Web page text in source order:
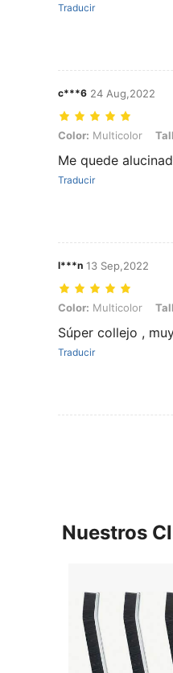
Traducir
c***6 24 Aug,2022
Color: Multicolor, Talla:
Color: Multicolor
Me quede
Traducir
l***n 13 Sep,2022
Color: Multicolor, Talla:
Color: Multicolor
Súper collejo ,
Traducir
Nuestros